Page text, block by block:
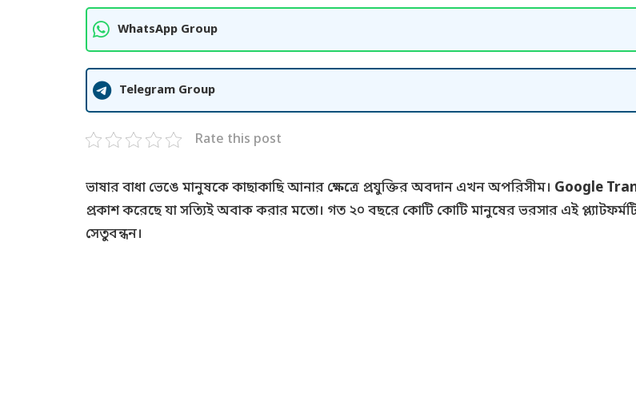
WhatsApp Group
Telegram Group
Rate this post
ভাষার বাধা ভেঙে মানুষকে কাছাকাছি আনার ক্ষেত্রে প্রযুক্তির অবদান এখন অপরিসীম। Google
প্রকাশ করেছে যা সত্যিই অবাক করার মতো। গত ২০ বছরে কোটি কোটি মানুষের ভরসার এই
সেতুবন্ধন।